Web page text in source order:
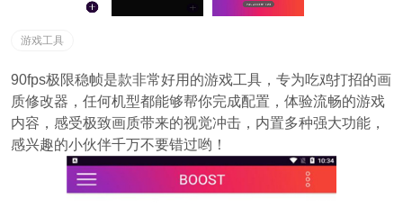
游戏工具
90fps极限稳帧是款非常好用的游戏工具，专为吃鸡打招的画
质修改器，任何机型都能够帮你完成配置，体验流畅的游戏
内容，感受极致画质带来的视觉冲击，内置多种强大功能，
感兴趣的小伙伴千万不要错过哟！